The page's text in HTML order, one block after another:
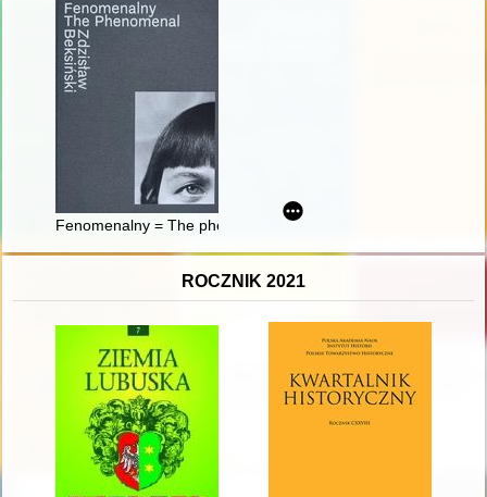
Fenomenalny = The phenomenal Zdzisław Beksiński
ROCZNIK 2021